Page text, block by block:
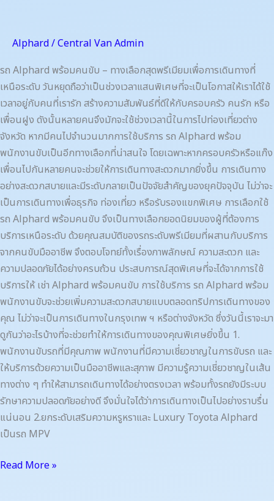
Alphard/Central Van Admin
รถ Alphard พร้อมคนขับ – ทางเลือกสุดพรีเมียมเพื่อการเดินทางที่
เหนือระดับ วันหยุดถือว่าเป็นช่วงเวลาแสนพิเศษที่จะเป็นโอกาสให้เราได้ใช้
เวลาอยู่กับคนที่เรารัก สร้างความสัมพันธ์ที่ดีให้กับครอบครัว คนรัก หรือ
เพื่อนฝูง ดังนั้นหลายคนจึงมักจะใช้ช่วงเวลานี้ในการไปท่องเที่ยวต่าง
จังหวัด หากมีคนไปจำนวนมากการใช้บริการ รถ Alphard พร้อม
พนักงานขับเป็นอีกทางเลือกที่น่าสนใจ โดยเฉพาะหากครอบครัวหรือแก๊ง
เพื่อนไปกันหลายคนจะช่วยให้การเดินทางสะดวกมากยิ่งขึ้น การเดินทาง
อย่างสะดวกสบายและมีระดับกลายเป็นปัจจัยสำคัญของยุคปัจจุบัน ไม่ว่าจะ
เป็นการเดินทางเพื่อธุรกิจ ท่องเที่ยว หรือรับรองแขกพิเศษ การเลือกใช้
รถ Alphard พร้อมคนขับ จึงเป็นทางเลือกยอดนิยมของผู้ที่ต้องการ
บริการเหนือระดับ ด้วยคุณสมบัติของรถระดับพรีเมียมที่ผสานกับบริการ
จากคนขับมืออาชีพ จึงตอบโจทย์ทั้งเรื่องภาพลักษณ์ ความสะดวก และ
ความปลอดภัยได้อย่างครบถ้วน ประสบการณ์สุดพิเศษที่จะได้จากการใช้
บริการให้ เช่า Alphard พร้อมคนขับ การใช้บริการ รถ Alphard พร้อม
พนักงานขับจะช่วยเพิ่มความสะดวกสบายแบบตลอดทริปการเดินทางของ
คุณ ไม่ว่าจะเป็นการเดินทางในกรุงเทพ ฯ หรือต่างจังหวัด ซึ่งวันนี้เราจะมา
ดูกันว่าอะไรบ้างที่จะช่วยทำให้การเดินทางของคุณพิเศษยิ่งขึ้น 1.
พนักงานขับรถที่มีคุณภาพ พนักงานที่มีความเชี่ยวชาญในการขับรถ และ
ให้บริการด้วยความเป็นมืออาชีพและสุภาพ มีความรู้ความเชี่ยวชาญในเส้น
ทางต่าง ๆ ทำให้สามารถเดินทางได้อย่างตรงเวลา พร้อมทั้งรถยังมีระบบ
รักษาความปลอดภัยอย่างดี จึงมั่นใจได้ว่าการเดินทางเป็นไปอย่างราบรื่น
แน่นอน 2.ยกระดับเสริมความหรูหราและ Luxury Toyota Alphard
เป็นรถ MPV
ด้วย
บริการ
รถ
Alphard
พร้อม
คน
ขับ
Read More »